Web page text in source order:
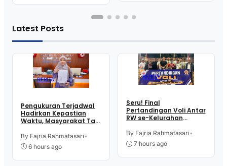
Latest Posts
BERITA
Pengukuran Terjadwal
Hadirkan Kepastian
Waktu, Masyarakat Tak
Layanan Pertanahan
By Fajria Rahmatasari•
6 hours ago
BERITA
Seru! Final
Pertandingan Voli Antar
RW se-Kelurahan
Sambut HUT RI
By Fajria Rahmatasari•
7 hours ago